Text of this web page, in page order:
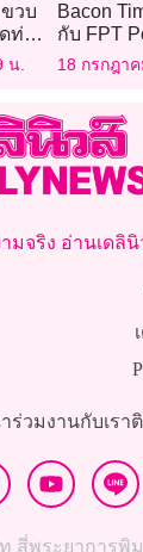
วบ
ท่อ
ะ
น.
Bacon
กับ FPT
APL
18 กรกฎา
มจริง อ่านเดลินิ
ร่วมงานกับเรา
สี่พระยาการพิ